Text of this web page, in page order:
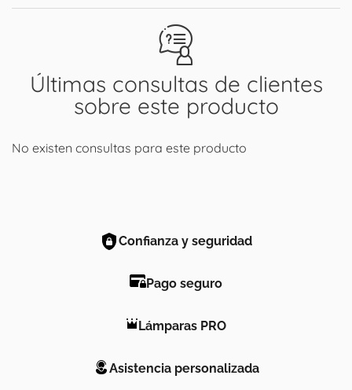
Últimas consultas de clientes
sobre este producto
No existen consultas para este producto
Confianza y seguridad
Pago seguro
Lámparas PRO
Asistencia personalizada